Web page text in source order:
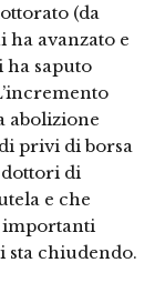
(da
ha avanzato e
ha saputo
abolizione
privi di borsa
di
e che
importanti
sta chiudendo.